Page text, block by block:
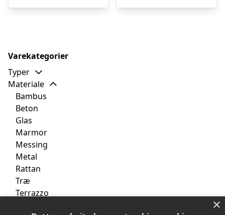
kr. 3.999,00.kr. 3.199,00.
kr. 3.999,00.
Varekategorier
Typer
Materiale
Bambus
Beton
Glas
Marmor
Messing
Metal
Rattan
Træ
Terrazzo
×